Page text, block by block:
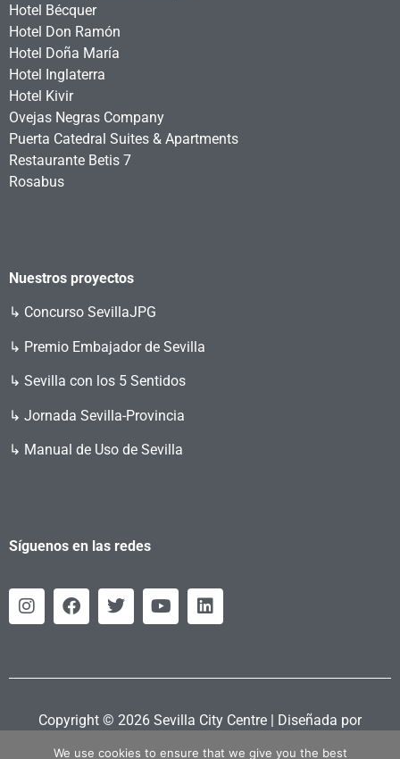
Hotel Bécquer
Hotel Don Ramón
Hotel Doña María
Hotel Inglaterra
Hotel Kivir
Ovejas Negras Company
Puerta Catedral Suites & Apartments
Restaurante Betis 7
Rosabus
Nuestros proyectos
↳ Concurso SevillaJPG
↳ Premio Embajador de Sevilla
↳ Sevilla con los 5 Sentidos
↳ Jornada Sevilla-Provincia
↳ Manual de Uso de Sevilla
Síguenos en las redes
Copyright © 2026 Sevilla City Centre | Diseñada por
We use cookies to ensure that we give you the best